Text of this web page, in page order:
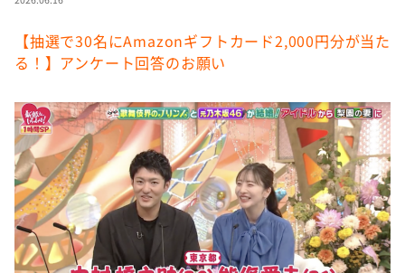
て真剣です
探偵！ナイトスクープ
news おかえり
河合＆A.B.C-Z塚田×福井アナ「なんでやねん！？」
（news おかえり）
DAIGOも台所 ～きょうの献立 何にする？～
本日はダイアンなり！シーズン２
朝だ！生です旅サラダ
教えて！ニュースライブ 正義のミカタ
【抽選で30名にAmazonギフトカード2,000円分が当た
る！】アンケート回答のお願い